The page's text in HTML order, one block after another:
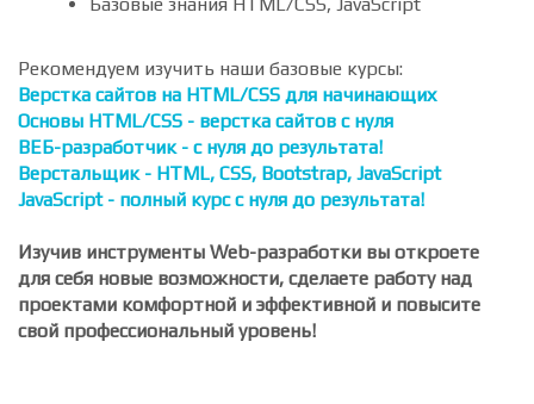
Базовые знания HTML/CSS, JavaScript
Рекомендуем изучить наши базовые курсы:
Верстка сайтов на HTML/CSS для начинающих
Основы HTML/CSS - верстка сайтов с нуля
ВЕБ-разработчик - с нуля до результата!
Верстальщик - HTML, CSS, Bootstrap, JavaScript
JavaScript - полный курс с нуля до результата!
Изучив инструменты Web-разработки вы откроете
для себя новые возможности, сделаете работу над